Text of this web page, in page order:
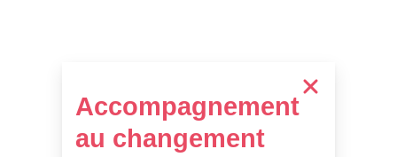
Accompagnement
au changement